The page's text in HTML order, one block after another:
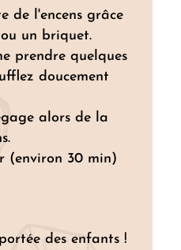
de l'encens grâce
un briquet.
prendre quelques
doucement
alors de la
(environ 30 min)
des enfants !